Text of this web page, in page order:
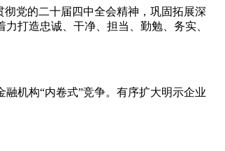
党的二十届四中全会精神，巩固拓展深
打造忠诚、干净、担当、勤勉、务实、
机构“内卷式”竞争。有序扩大明示企业